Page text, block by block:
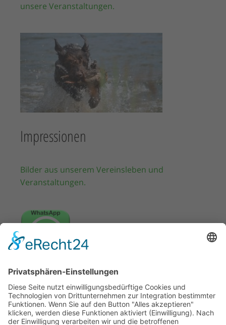
unsere Veranstaltungen.
Impressionen
Bilder aus unserem Vereinsleben und
Veranstaltungen.
WhatsApp Kanal
Abonnieren Sie unseren WhatsApp Kanal, so